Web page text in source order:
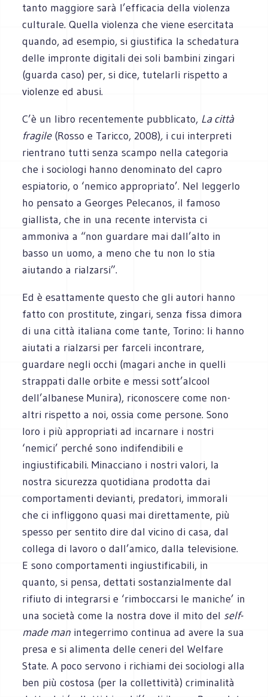
tanto maggiore sarà l’efficacia della violenza
culturale. Quella violenza che viene esercitata
quando, ad esempio, si giustifica la schedatura
delle impronte digitali dei soli bambini zingari
(guarda caso) per, si dice, tutelarli rispetto a
violenze ed abusi.
C’è un libro recentemente pubblicato, La città
fragile(Rosso e Taricco, 2008), i cui interpreti
rientrano tutti senza scampo nella categoria
che i sociologi hanno denominato del capro
espiatorio, o ‘nemico appropriato’. Nel leggerlo
ho pensato a Georges Pelecanos, il famoso
giallista, che in una recente intervista ci
ammoniva a “non guardare mai dall’alto in
basso un uomo, a meno che tu non lo stia
aiutando a rialzarsi”.
Ed è esattamente questo che gli autori hanno
fatto con prostitute, zingari, senza fissa dimora
di una città italiana come tante, Torino: li hanno
aiutati a rialzarsi per farceli incontrare,
guardare negli occhi (magari anche in quelli
strappati dalle orbite e messi sott’alcool
dell’albanese Munira), riconoscere come non-
altri rispetto a noi, ossia come persone. Sono
loro i più appropriati ad incarnare i nostri
‘nemici’ perché sono indifendibili e
ingiustificabili. Minacciano i nostri valori, la
nostra sicurezza quotidiana prodotta dai
comportamenti devianti, predatori, immorali
che ci infliggono quasi mai direttamente, più
spesso per sentito dire dal vicino di casa, dal
collega di lavoro o dall’amico, dalla televisione.
E sono comportamenti ingiustificabili, in
quanto, si pensa, dettati sostanzialmente dal
rifiuto di integrarsi e ‘rimboccarsi le maniche’ in
una società come la nostra dove il mito del self-
made man integerrimo continua ad avere la sua
presa e si alimenta delle ceneri del Welfare
State. A poco servono i richiami dei sociologi alla
ben più costosa (per la collettività) criminalità